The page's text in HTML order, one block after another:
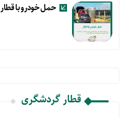
حمل خودرو با قطار
قطار گردشگری